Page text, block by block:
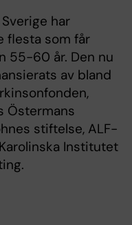
har
flesta som får
55-60 år. Den nu
av bland
Östermans
stiftelse, ALF-
Institutet